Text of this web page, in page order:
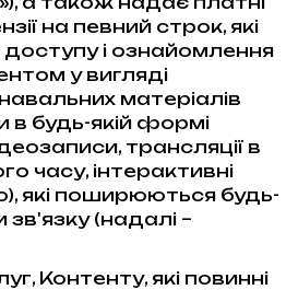
на певний строк, які
і ознайомлення
у вигляді
матеріалів
в будь-якій формі
трансляції в
часу, інтерактивні
які поширюються будь-
(надалі –
Контенту, які повинні